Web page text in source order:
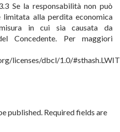
Se la responsabilità non può
limitata alla perdita economica
in cui sia causata da
Concedente. Per maggiori
licenses/dbcl/1.0/
published. Required fields are